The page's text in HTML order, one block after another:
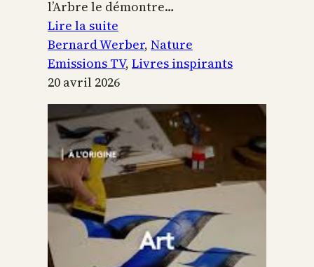
l’Arbre le démontre…
Lire la suite
La
Voix
de
l’arbre
Bernard Werber, Nature
Emissions TV, Livres inspirants
20 avril 2026